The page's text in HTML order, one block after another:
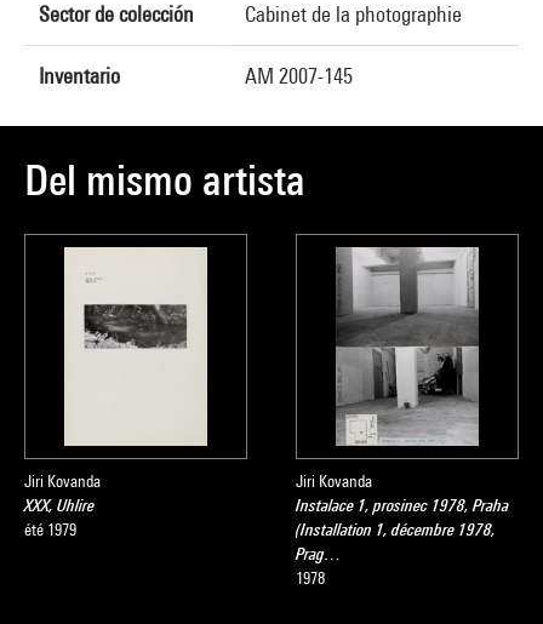
Sector de colección Cabinet de la photographie
Inventario AM 2007-145
Del mismo artista
Jiri Kovanda
XXX, Uhlire
été 1979
Jiri Kovanda
Instalace 1, prosinec 1978, Praha
(Installation 1, décembre 1978,
Prag…
1978